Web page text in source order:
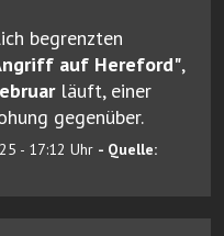
begrenzten
auf Hereford",
läuft, einer
gegenüber.
- 17:12 Uhr - Quelle: